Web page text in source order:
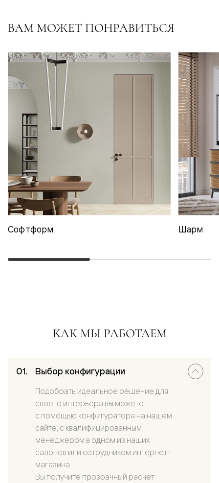
ВАМ МОЖЕТ ПОНРАВИТЬСЯ
Софтформ Шарм
КАК МЫ РАБОТАЕМ
Выбор конфигурации
Подобрать идеальное решение для
своего интерьера вы можете
с помощью конфигуратора на нашем
сайте, с квалифицированным
менеджером в одном из наших
салонов или сотрудником интернет-
магазина.
Вы получите прозрачный расчет